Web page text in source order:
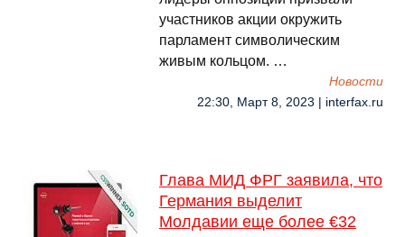
участников акции окружить
парламент символическим
живым кольцом. …
Новости
22:30, Март 8, 2023 | interfax.ru
Глава МИД ФРГ заявила, что
Германия выделит
Молдавии еще более €32